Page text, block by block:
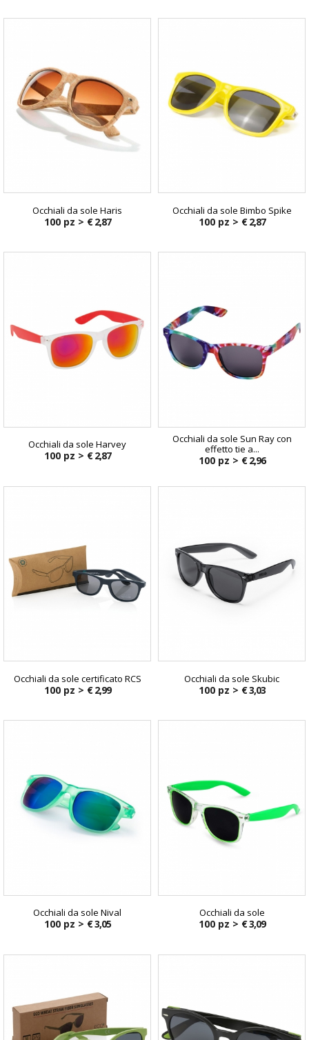
Occhiali da sole Haris
100 pz > € 2,87
Occhiali da sole Bimbo Spike
100 pz > € 2,87
Occhiali da sole Harvey
100 pz > € 2,87
Occhiali da sole Sun Ray con
effetto tie a...
100 pz > € 2,96
Occhiali da sole certificato RCS
100 pz > € 2,99
Occhiali da sole Skubic
100 pz > € 3,03
Occhiali da sole Nival
100 pz > € 3,05
Occhiali da sole
100 pz > € 3,09